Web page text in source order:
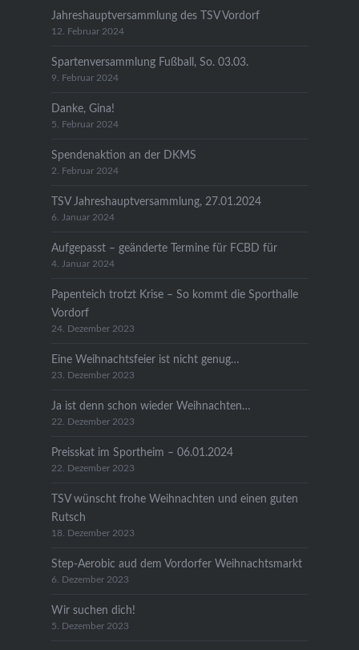
Jahreshauptversammlung des TSV Vordorf
12. Februar 2024
Spartenversammlung Fußball, So. 03.03.
9. Februar 2024
Danke, Gina!
5. Februar 2024
Spendenaktion an der DKMS
2. Februar 2024
TSV Jahreshauptversammlung, 27.01.2024
6. Januar 2024
Aufgepasst – geänderte Termine für FCBD für
4. Januar 2024
Papenteich trotzt Krise – So kommt die Sporthalle
Vordorf
24. Dezember 2023
Eine Weihnachtsfeier ist nicht genug…
23. Dezember 2023
Ja ist denn schon wieder Weihnachten…
22. Dezember 2023
Preisskat im Sportheim – 06.01.2024
22. Dezember 2023
TSV wünscht frohe Weihnachten und einen guten
Rutsch
18. Dezember 2023
Step-Aerobic aud dem Vordorfer Weihnachtsmarkt
6. Dezember 2023
Wir suchen dich!
5. Dezember 2023